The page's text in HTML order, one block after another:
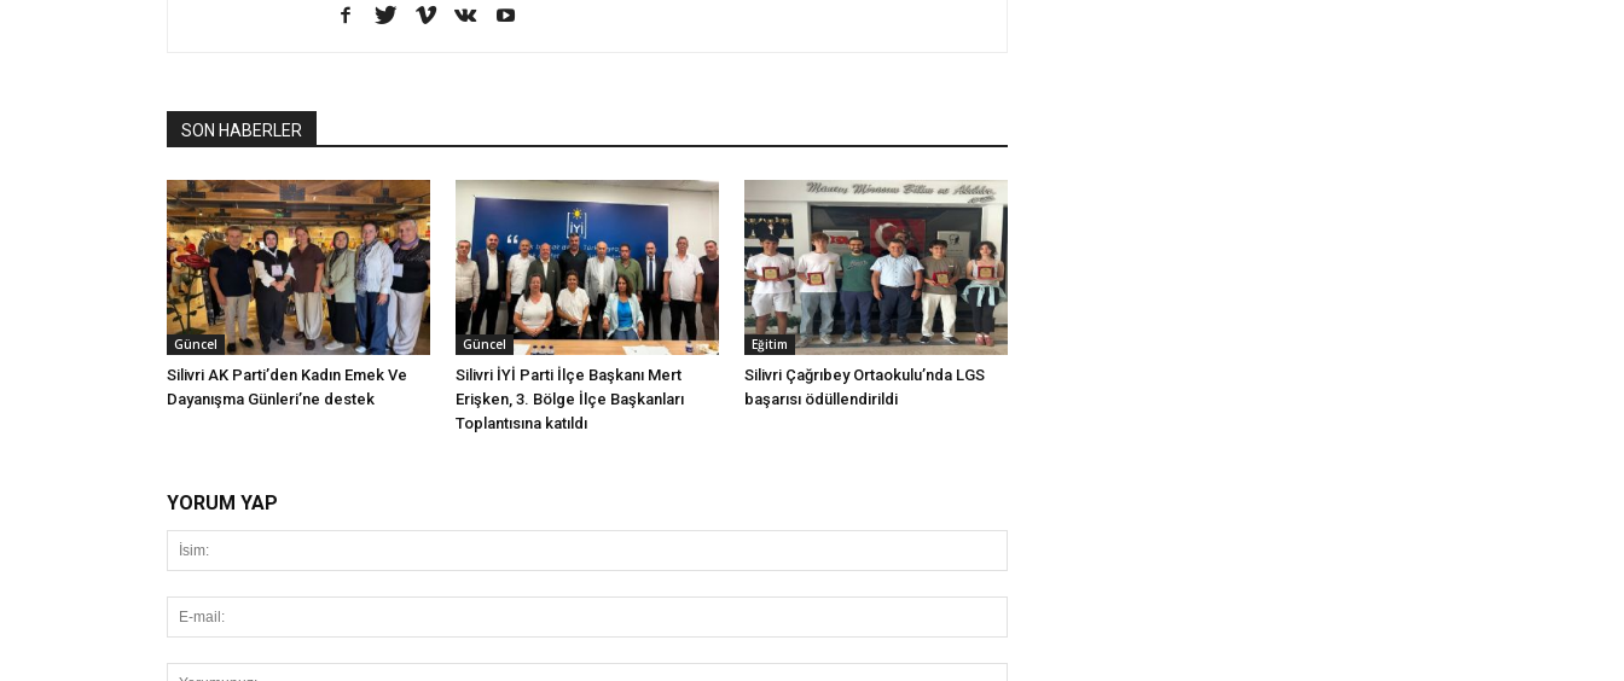
SON HABERLER
Güncel
Silivri AK Parti’den Kadın Emek Ve
Dayanışma Günleri’ne destek
Güncel
Silivri İYİ Parti İlçe Başkanı Mert
Erişken, 3. Bölge İlçe Başkanları
Toplantısına katıldı
Eğitim
Silivri Çağrıbey Ortaokulu’nda LGS
başarısı ödüllendirildi
YORUM YAP